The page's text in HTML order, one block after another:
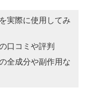
実際に使用してみ
口コミや評判
全成分や副作用な